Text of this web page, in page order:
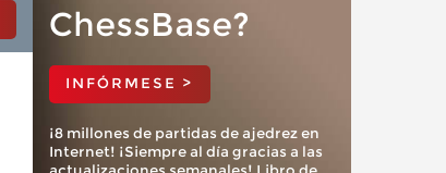
ChessBase?
INFÓRMESE >
¡8 millones de partidas de ajedrez en
Internet! ¡Siempre al día gracias a las